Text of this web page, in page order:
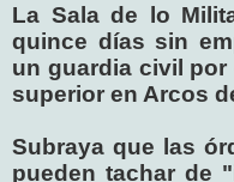
La Sala de lo
quince días sin
un guardia civil
superior en Arcos
Subraya que las
pueden tachar de